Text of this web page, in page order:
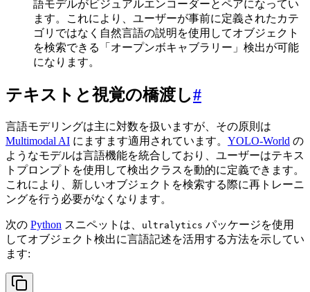
語モデルがビジュアルエンコーダーとペアになってい
ます。これにより、ユーザーが事前に定義されたカテ
ゴリではなく自然言語の説明を使用してオブジェクト
を検索できる「オープンボキャブラリー」検出が可能
になります。
テキストと視覚の橋渡し#
言語モデリングは主に対数を扱いますが、その原則は
Multimodal AI にますます適用されています。 YOLO-World の
ようなモデルは言語機能を統合しており、ユーザーはテキス
トプロンプトを使用して検出クラスを動的に定義できます。
これにより、新しいオブジェクトを検索する際に再トレーニ
ングを行う必要がなくなります。
次の Python スニペットは、 ultralytics パッケージを使用
してオブジェクト検出に言語記述を活用する方法を示してい
ます: